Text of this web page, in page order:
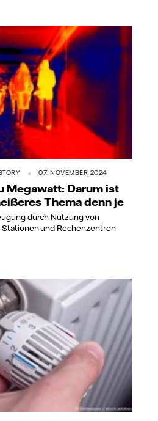
07. NOVEMBER 2024
Megawatt: Darum ist
Thema denn je
durch Nutzung von
und Rechenzentren